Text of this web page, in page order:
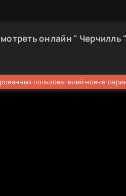
онлайн " Черчилль
пользователей новые